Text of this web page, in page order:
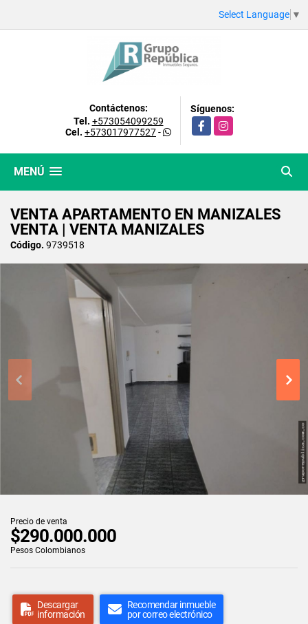
Select Language ▼
Contáctenos:
Tel. +573054099259
Cel. +573017977527-
Síguenos:
FacebookInstagram
MENÚ
VENTA APARTAMENTO EN MANIZALES
VENTA | VENTA MANIZALES
Código. 9739518
Precio de venta
$290.000.000
Pesos Colombianos
Descargar
información
Recomendar inmueble
por correo electrónico